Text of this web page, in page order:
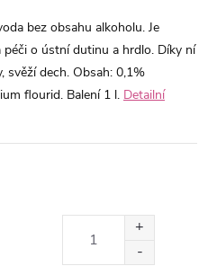
bez obsahu alkoholu. Je
o ústní dutinu a hrdlo. Díky ní
svěží dech. Obsah: 0,1%
flourid. Balení 1 l. Detailní